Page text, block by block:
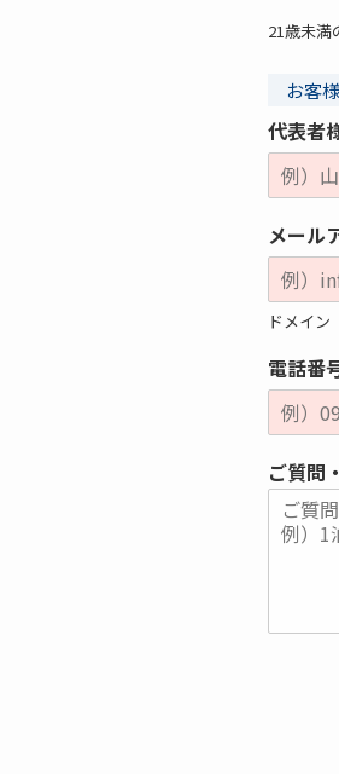
21歳未満
お客
代表者
メール
ドメイン
電話番
ご質問